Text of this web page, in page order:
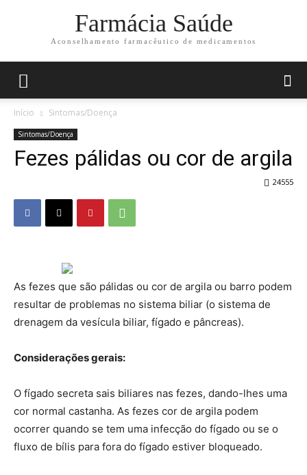
Farmácia Saúde
Aconselhamento farmacêutico de medicamentos
Início Sintomas/Doença
Sintomas/Doença
Fezes pálidas ou cor de argila
24555
As fezes que são pálidas ou cor de argila ou barro podem
resultar de problemas no sistema biliar (o sistema de
drenagem da vesícula biliar, fígado e pâncreas).
Considerações gerais:
O fígado secreta sais biliares nas fezes, dando-lhes uma
cor normal castanha. As fezes cor de argila podem
ocorrer quando se tem uma infecção do fígado ou se o
fluxo de bílis para fora do fígado estiver bloqueado.